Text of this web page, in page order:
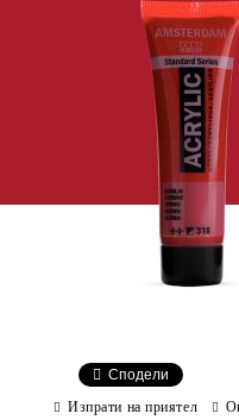
Сподели
Изпрати на приятел